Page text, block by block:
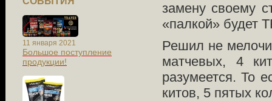
11 января 2021
Большое поступление
продукции!
замену своему
«палкой» будет
Решил не
матчевых, 4
разумеется. То
китов, 5 пятых